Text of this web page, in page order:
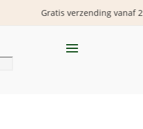
Gratis verzending vanaf 29 euro